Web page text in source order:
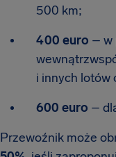
500 km;
400 euro – w
i innych lotów
600 euro –
Przewoźnik może